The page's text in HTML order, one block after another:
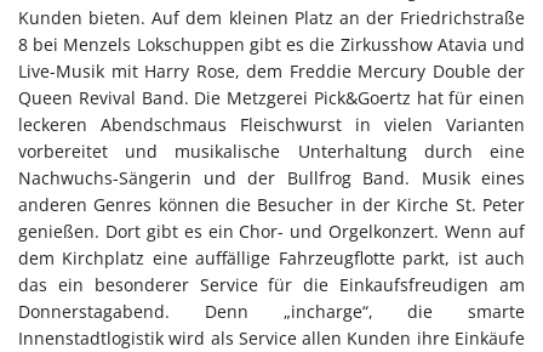
Kunden bieten. Auf dem kleinen Platz an der Friedrichstraße
8 bei Menzels Lokschuppen gibt es die Zirkusshow Atavia und
Live-Musik mit Harry Rose, dem Freddie Mercury Double der
Queen Revival Band. Die Metzgerei Pick&Goertz hat für einen
leckeren Abendschmaus Fleischwurst in vielen Varianten
vorbereitet und musikalische Unterhaltung durch eine
Nachwuchs-Sängerin und der Bullfrog Band. Musik eines
anderen Genres können die Besucher in der Kirche St. Peter
genießen. Dort gibt es ein Chor- und Orgelkonzert. Wenn auf
dem Kirchplatz eine auffällige Fahrzeugflotte parkt, ist auch
das ein besonderer Service für die Einkaufsfreudigen am
Donnerstagabend. Denn „incharge“, die smarte
Innenstadtlogistik wird als Service allen Kunden ihre Einkäufe